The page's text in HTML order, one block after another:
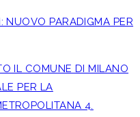
NUOVO PARADIGMA PER
IL COMUNE DI MILANO
PER LA
4.